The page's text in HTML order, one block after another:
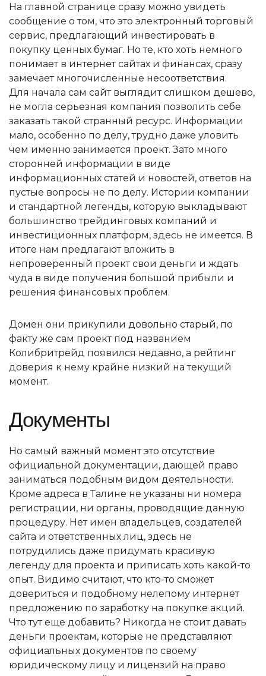
На главной странице сразу можно увидеть
сообщение о том, что это электронный торговый
сервис, предлагающий инвестировать в
покупку ценных бумаг. Но те, кто хоть немного
понимает в интернет сайтах и финансах, сразу
замечает многочисленные несоответствия.
Для начала сам сайт выглядит слишком дешево,
не могла серьезная компания позволить себе
заказать такой странный ресурс. Информации
мало, особенно по делу, трудно даже уловить
чем именно занимается проект. Зато много
сторонней информации в виде
информационных статей и новостей, ответов на
пустые вопросы не по делу. Истории компании
и стандартной легенды, которую выкладывают
большинство трейдинговых компаний и
инвестиционных платформ, здесь не имеется. В
итоге нам предлагают вложить в
непроверенный проект свои деньги и ждать
чуда в виде получения большой прибыли и
решения финансовых проблем.
Домен они прикупили довольно старый, по
факту же сам проект под названием
Колибритрейд появился недавно, а рейтинг
доверия к нему крайне низкий на текущий
момент.
Документы
Но самый важный момент это отсутствие
официальной документации, дающей право
заниматься подобным видом деятельности.
Кроме адреса в Талине не указаны ни номера
регистрации, ни органы, проводящие данную
процедуру. Нет имен владельцев, создателей
сайта и ответственных лиц, здесь не
потрудились даже придумать красивую
легенду для проекта и приписать хоть какой-то
опыт. Видимо считают, что кто-то сможет
довериться и подобному нелепому интернет
предложению по заработку на покупке акций.
Что тут еще добавить? Никогда не стоит давать
деньги проектам, которые не представляют
официальных документов по своему
юридическому лицу и лицензий на право